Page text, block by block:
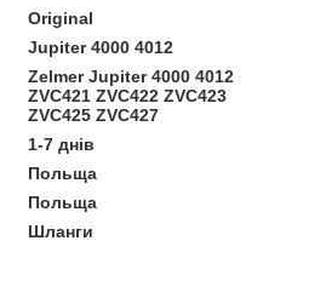
Original
Jupiter 4000 4012
Zelmer Jupiter 4000 4012
ZVC421 ZVC422 ZVC423
ZVC425 ZVC427
1-7 днів
Польща
Польща
Шланги